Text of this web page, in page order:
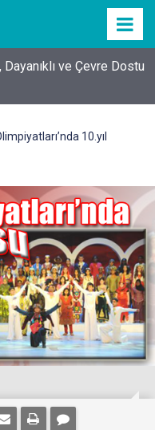
ve Çevre Dostu
10.yıl